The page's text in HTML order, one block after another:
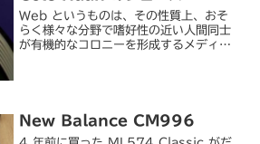
Web というものは、その性質上、おそ
らく様々な分野で嗜好性の近い人間同士
が有機的なコロニーを形成するメディア
New Balance CM996